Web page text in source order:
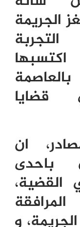
الجريمة
قضايا
ان
باحدى
القضية،
و